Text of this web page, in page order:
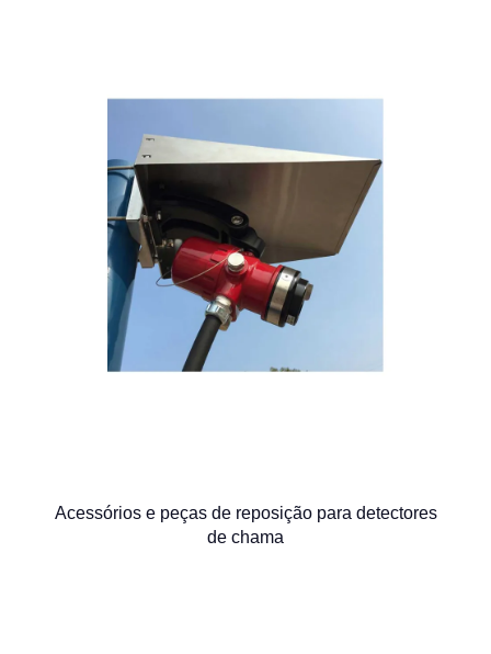
Acessórios e peças de reposição para detectores
de chama